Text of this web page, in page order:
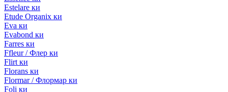
Estelare ки
Etude Organix ки
Eva ки
Evabond ки
Farres ки
Ffleur / Флер ки
Flirt ки
Florans ки
Flormar / Флормар ки
Foli ки